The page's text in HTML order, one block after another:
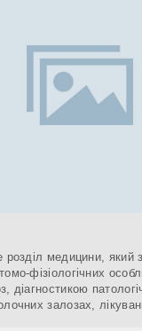
розділ медицини, який
фізіологічних
діагностикою
залозах,